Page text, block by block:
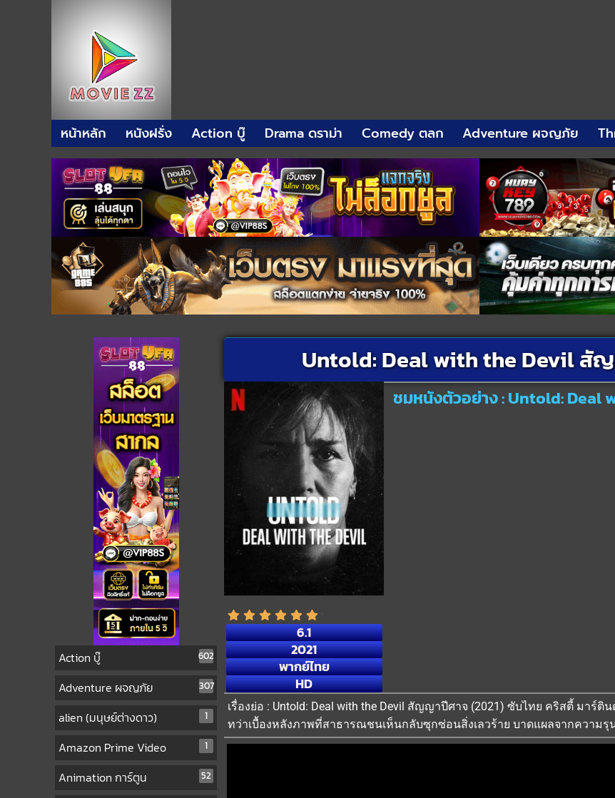
หน้าหลัก หนังฝรั่ง Action บู๊ Drama ดราม่า Comedy ตลก Adventure ผจญภัย
Action บู๊ 602
Adventure ผจญภัย 307
alien (มนุษย์ต่างดาว) 1
Amazon Prime Video 1
Animation การ์ตูน 52
Untold: Deal with the Devil สั
6.1
2021
พากย์ไทย
HD
ชมหนังตัวอย่าง : Untold: Deal
เรื่องย่อ : Untold: Deal with the Devil สัญญาปีศาจ (2021) ซับไทย คริสตี้ มาร์
ทว่าเบื้องหลังภาพที่สาธารณชนเห็นกลับซุกซ่อนสิ่งเลวร้าย บาดแผลจากความ